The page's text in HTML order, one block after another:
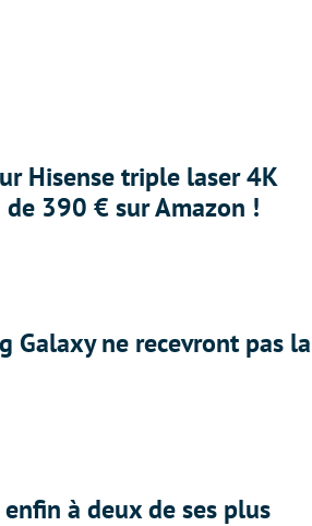
Hisense triple laser 4K
de 390 € sur Amazon !
Galaxy ne recevront pas la
enfin à deux de ses plus